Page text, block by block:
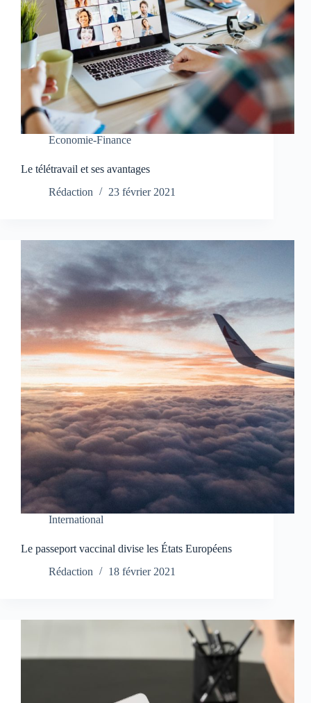
Economie-Finance
Le télétravail et ses avantages
Rédaction
23 février 2021
International
Le passeport vaccinal divise les États Européens
Rédaction
18 février 2021